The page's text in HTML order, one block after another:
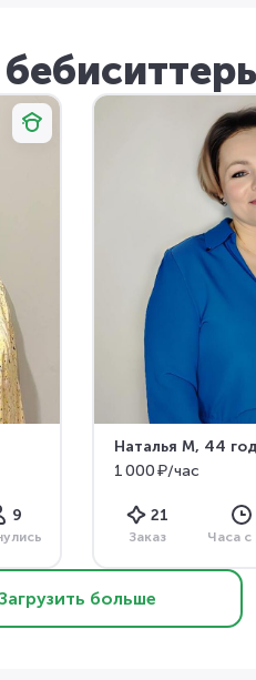
9
Наталья М, 44
1 000 ₽/час
21
Заказ Часа
больше